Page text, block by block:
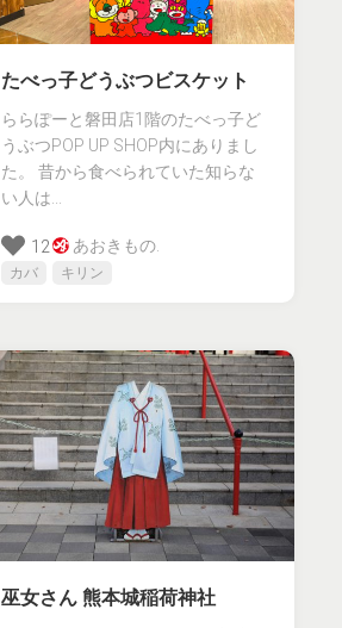
たべっ子どうぶつビスケット
ららぽーと磐田店1階のたべっ子ど
うぶつPOP UP SHOP内にありまし
た。 昔から食べられていた知らな
い人は...
12 あおきもの.
カバ キリン
巫女さん 熊本城稲荷神社